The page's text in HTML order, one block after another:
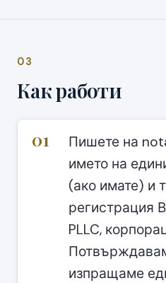
03
Как работи
01
Пишете на
името на
(ако имате) и
регистрация
PLLC,
изпращаме